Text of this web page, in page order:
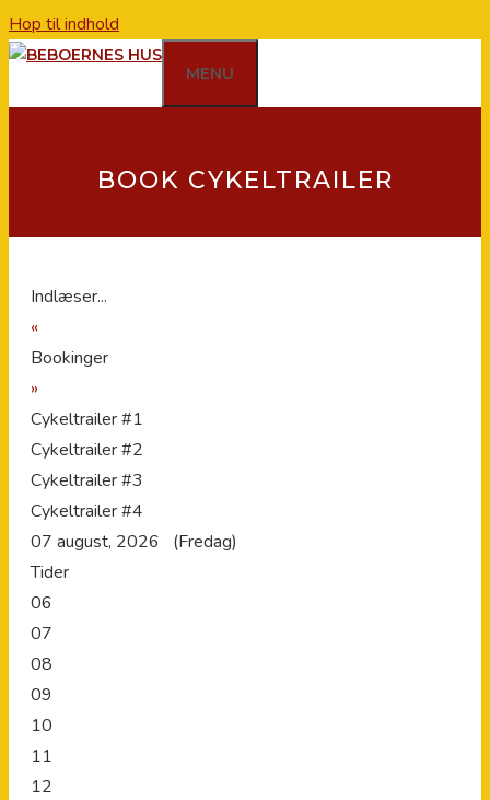
Hop til indhold
MENU
BOOK CYKELTRAILER
Indlæser...
«
Bookinger
»
Cykeltrailer #1
Cykeltrailer #2
Cykeltrailer #3
Cykeltrailer #4
07 august, 2026 (Fredag)
Tider
06
07
08
09
10
11
12